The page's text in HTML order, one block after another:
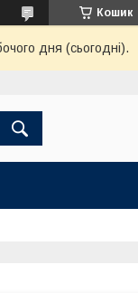
Кошик
дня (сьогодні).